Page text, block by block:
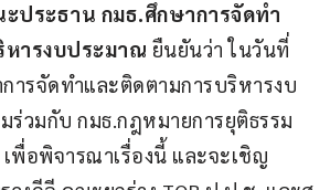
ประธาน กมธ.ศึกษาการจัดทำ
หารงบประมาณ ยืนยันว่า ในวันที่
ารจัดทำและติดตามการบริหารงบ
วมกับ กมธ.กฎหมายการยุติธรรม
พื่อพิจารณาเรื่องนี้ และจะเชิญ